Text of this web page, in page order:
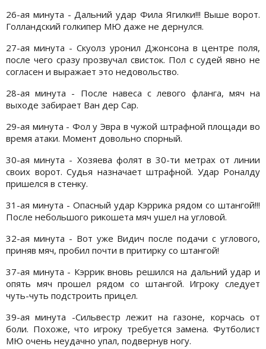
26-ая минута - Дальний удар Фила Ягилки!!! Выше ворот.
Голландский голкипер МЮ даже не дернулся.
27-ая минута - Скуолз уронил Джонсона в центре поля,
после чего сразу прозвучал свисток. Пол с судей явно не
согласен и выражает это недовольство.
28-ая минута - После навеса с левого фланга, мяч на
выходе забирает Ван дер Сар.
29-ая минута - Фол у Эвра в чужой штрафной площади во
время атаки. Момент довольно спорный.
30-ая минута - Хозяева фолят в 30-ти метрах от линии
своих ворот. Судья назначает штрафной. Удар Роналду
пришелся в стенку.
31-ая минута - Опасный удар Кэррика рядом со штангой!!!
После небольшого рикошета мяч ушел на угловой.
32-ая минута - Вот уже Видич после подачи с углового,
приняв мяч, пробил почти в притирку со штангой!
37-ая минута - Кэррик вновь решился на дальний удар и
опять мяч прошел рядом со штангой. Игроку следует
чуть-чуть подстроить прицел.
39-ая минута -Сильвестр лежит на газоне, корчась от
боли. Похоже, что игроку требуется замена. Футболист
МЮ очень неудачно упал, подвернув ногу.